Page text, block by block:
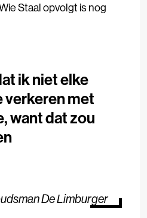
Staal opvolgt is nog
ik niet elke
verkeren met
want dat zou
De Limburger